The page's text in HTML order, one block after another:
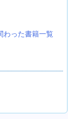
わった書籍一覧